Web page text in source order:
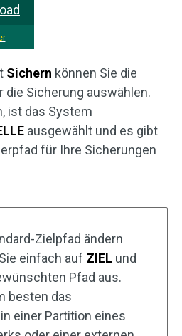
Sichern können Sie die
die Sicherung auswählen.
ist das System
ausgewählt und es gibt
für Ihre Sicherungen
Zielpfad ändern
einfach auf ZIEL und
Pfad aus.
besten das
einer Partition eines